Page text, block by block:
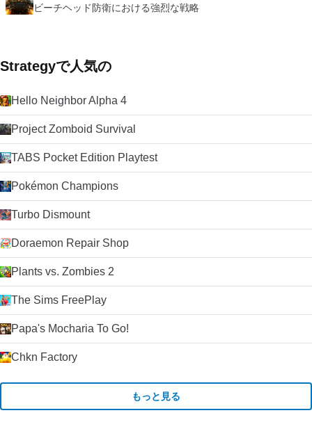
ビーチヘッド防衛における強烈な戦略
Strategyで人気の
Hello Neighbor Alpha 4
Project Zomboid Survival
TABS Pocket Edition Playtest
Pokémon Champions
Turbo Dismount
Doraemon Repair Shop
Plants vs. Zombies 2
The Sims FreePlay
Papa's Mocharia To Go!
Chkn Factory
もっと見る